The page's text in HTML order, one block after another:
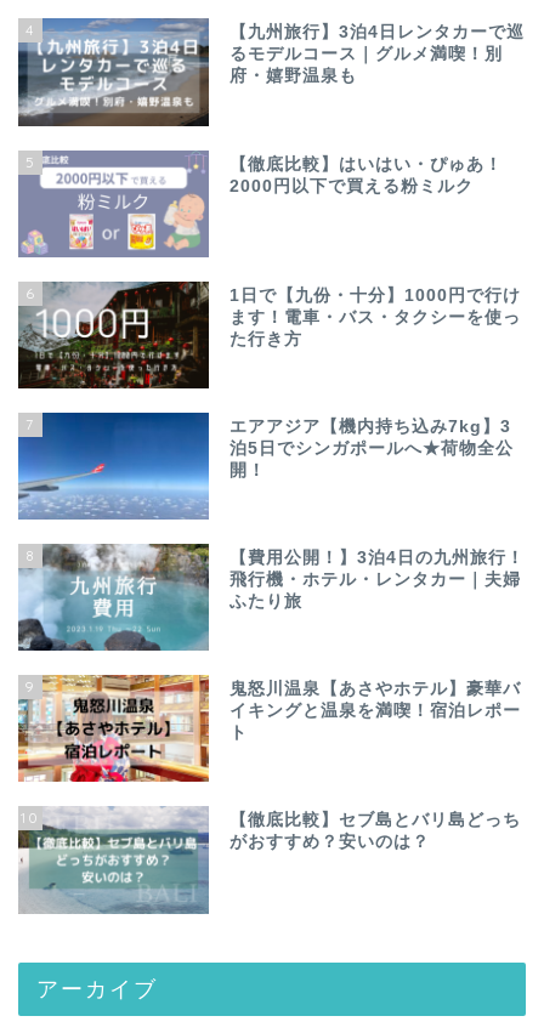
4
【九州旅行】3泊4日レンタカーで巡
るモデルコース｜グルメ満喫！別
府・嬉野温泉も
5
【徹底比較】はいはい・ぴゅあ！
2000円以下で買える粉ミルク
6
1日で【九份・十分】1000円で行け
ます！電車・バス・タクシーを使っ
た行き方
7
エアアジア【機内持ち込み7kg】3
泊5日でシンガポールへ★荷物全公
開！
8
【費用公開！】3泊4日の九州旅行！
飛行機・ホテル・レンタカー｜夫婦
ふたり旅
9
鬼怒川温泉【あさやホテル】豪華バ
イキングと温泉を満喫！宿泊レポー
ト
10
【徹底比較】セブ島とバリ島どっち
がおすすめ？安いのは？
アーカイブ